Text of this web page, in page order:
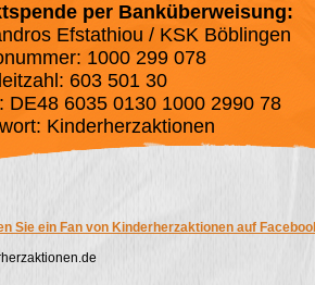
per Banküberweisung:
Efstathiou / KSK Böblingen
1000 299 078
603 501 30
DE48 6035 0130 1000 2990 78
Kinderherzaktionen
Sie ein Fan von Kinderherzaktionen auf